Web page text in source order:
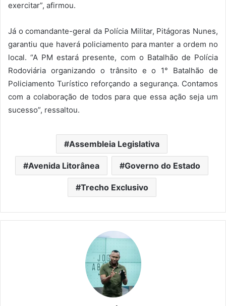
exercitar”, afirmou.
Já o comandante-geral da Polícia Militar, Pitágoras Nunes,
garantiu que haverá policiamento para manter a ordem no
local. “A PM estará presente, com o Batalhão de Polícia
Rodoviária organizando o trânsito e o 1° Batalhão de
Policiamento Turístico reforçando a segurança. Contamos
com a colaboração de todos para que essa ação seja um
sucesso”, ressaltou.
Assembleia Legislativa
Avenida Litorânea Governo do Estado
Trecho Exclusivo